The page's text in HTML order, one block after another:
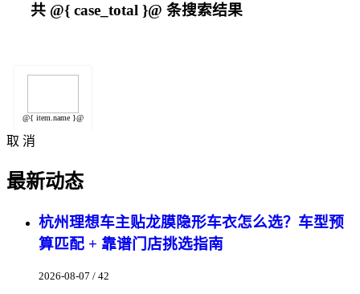
共 @{ case_total }@ 条搜索结果
@{ item.name }@
取 消
最新动态
杭州理想车主贴龙膜隐形车衣怎么选？车型预
算匹配 + 靠谱门店挑选指南
2026-08-07 / 42